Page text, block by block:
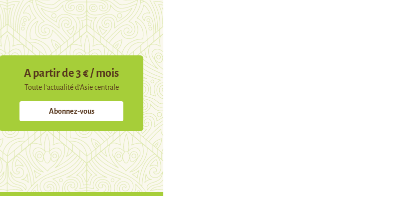
A partir de 3 € / mois
Toute l’actualité d’Asie centrale
Abonnez-vous